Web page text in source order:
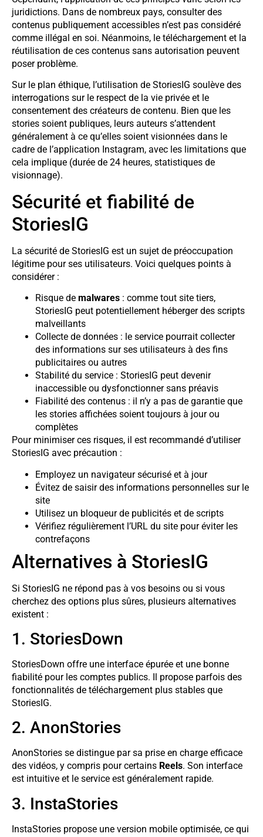
juridictions. Dans de nombreux pays, consulter des
contenus publiquement accessibles n’est pas considéré
comme illégal en soi. Néanmoins, le téléchargement et la
réutilisation de ces contenus sans autorisation peuvent
poser problème.
Sur le plan éthique, l’utilisation de StoriesIG soulève des
interrogations sur le respect de la vie privée et le
consentement des créateurs de contenu. Bien que les
stories soient publiques, leurs auteurs s’attendent
généralement à ce qu’elles soient visionnées dans le
cadre de l’application Instagram, avec les limitations que
cela implique (durée de 24 heures, statistiques de
visionnage).
Sécurité et fiabilité de
StoriesIG
La sécurité de StoriesIG est un sujet de préoccupation
légitime pour ses utilisateurs. Voici quelques points à
considérer :
Risque de malwares : comme tout site tiers,
StoriesIG peut potentiellement héberger des scripts
malveillants
Collecte de données : le service pourrait collecter
des informations sur ses utilisateurs à des fins
publicitaires ou autres
Stabilité du service : StoriesIG peut devenir
inaccessible ou dysfonctionner sans préavis
Fiabilité des contenus : il n’y a pas de garantie que
les stories affichées soient toujours à jour ou
complètes
Pour minimiser ces risques, il est recommandé d’utiliser
StoriesIG avec précaution :
Employez un navigateur sécurisé et à jour
Évitez de saisir des informations personnelles sur le
site
Utilisez un bloqueur de publicités et de scripts
Vérifiez régulièrement l’URL du site pour éviter les
contrefaçons
Alternatives à StoriesIG
Si StoriesIG ne répond pas à vos besoins ou si vous
cherchez des options plus sûres, plusieurs alternatives
existent :
1. StoriesDown
StoriesDown offre une interface épurée et une bonne
fiabilité pour les comptes publics. Il propose parfois des
fonctionnalités de téléchargement plus stables que
StoriesIG.
2. AnonStories
AnonStories se distingue par sa prise en charge efficace
des vidéos, y compris pour certains Reels. Son interface
est intuitive et le service est généralement rapide.
3. InstaStories
InstaStories propose une version mobile optimisée, ce qui